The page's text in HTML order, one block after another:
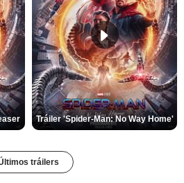
Tráiler 'Spider-Man: No Way Home'
tráilers